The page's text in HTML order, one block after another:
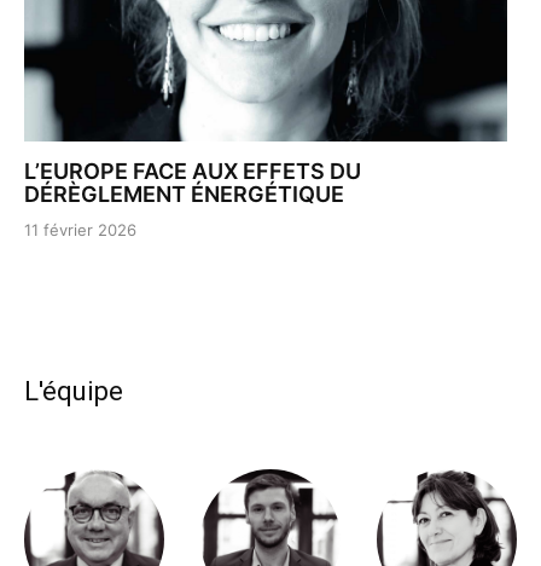
L’EUROPE FACE AUX EFFETS DU
DÉRÈGLEMENT ÉNERGÉTIQUE
11 février 2026
L'équipe